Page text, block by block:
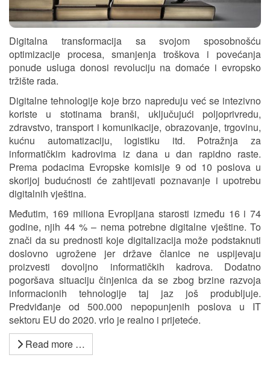
Digitalna transformacija sa svojom sposobnošću
optimizacije procesa, smanjenja troškova i povećanja
ponude usluga donosi revoluciju na domaće i evropsko
tržište rada.
Digitalne tehnologije koje brzo napreduju već se intezivno
koriste u stotinama branši, uključujući poljoprivredu,
zdravstvo, transport i komunikacije, obrazovanje, trgovinu,
kućnu automatizaciju, logistiku itd. Potražnja za
informatičkim kadrovima iz dana u dan rapidno raste.
Prema podacima Evropske komisije 9 od 10 poslova u
skorijoj budućnosti će zahtijevati poznavanje i upotrebu
digitalnih vještina.
Međutim, 169 miliona Evropljana starosti između 16 i 74
godine, njih 44 % – nema potrebne digitalne vještine. To
znači da su prednosti koje digitalizacija može podstaknuti
doslovno ugrožene jer države članice ne uspijevaju
proizvesti dovoljno informatičkih kadrova. Dodatno
pogoršava situaciju činjenica da se zbog brzine razvoja
informacionih tehnologije taj jaz još produbljuje.
Predviđanje od 500.000 nepopunjenih poslova u IT
sektoru EU do 2020. vrlo je realno i prijeteće.
Read more …